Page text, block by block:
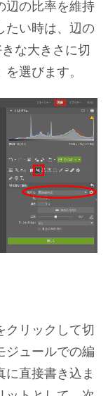
辺の比率を維持
たい時は、辺の
な大きさに切
選びます。
クリックして切
ジュールでの編
に直接書き込ま